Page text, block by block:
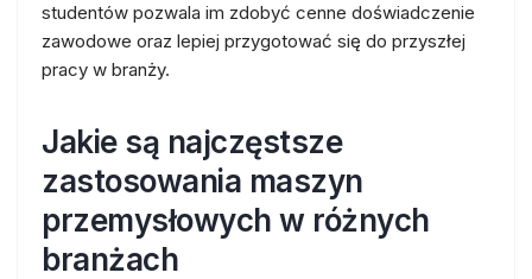
studentów pozwala im zdobyć cenne doświadczenie
zawodowe oraz lepiej przygotować się do przyszłej
pracy w branży.
Jakie są najczęstsze
zastosowania maszyn
przemysłowych w różnych
branżach